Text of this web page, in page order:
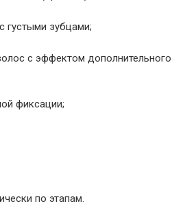
густыми зубцами;
с эффектом дополнительного
фиксации;
по этапам.